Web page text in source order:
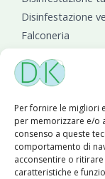
Per fornire le migliori
per memorizzare e/o
consenso a queste
comportamento di
acconsentire o
caratteristiche e
Disinfestazione
Falconeria